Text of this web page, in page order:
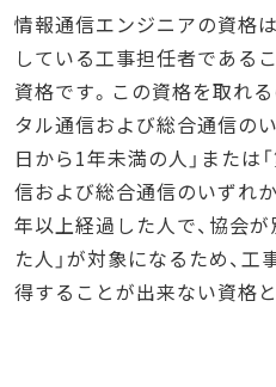
情報通信エンジニアの資格
している工事担任者である
資格です。この資格を取れる
タル通信および総合通信の
日から1年未満の人」または
信および総合通信のいずれ
年以上経過した人で、協会
た人」が対象になるため、
得することが出来ない資格と